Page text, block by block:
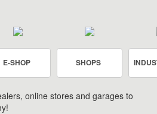
E-SHOP SHOPS
online stores and garages to